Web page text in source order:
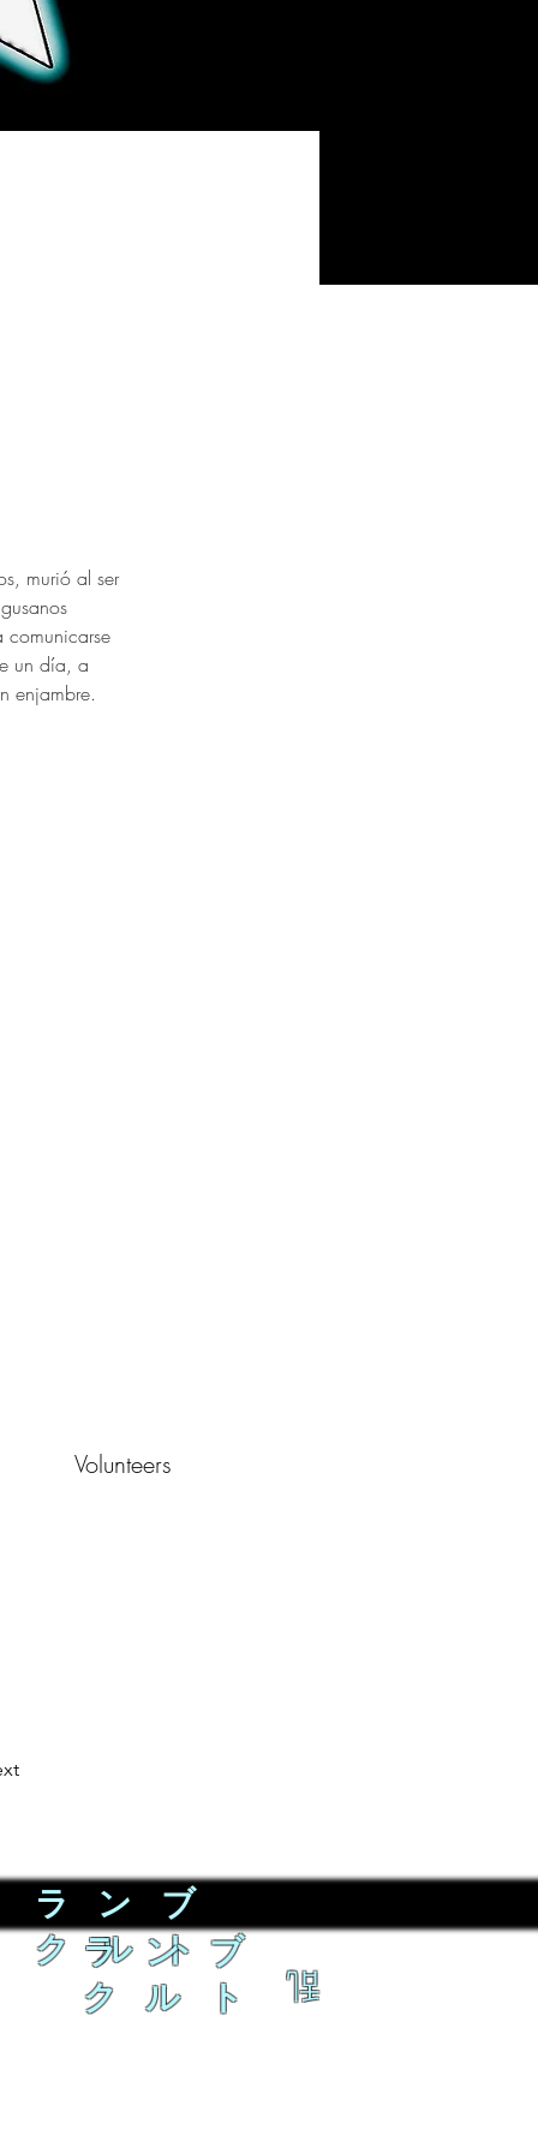
murió al ser
comunicarse
un día, a
enjambre.
Volunteers
ラ ン ブ
ク ル ト
ラ ン ブ
ク ル ト
乱